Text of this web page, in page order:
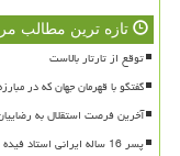
تازه ترین مطالب
توقع از تارتار بالاست
گفتگو با قهرمان جهان که در
آخرین فرصت استقلال به
پسر 16 ساله ایرانی استاد فیده شد